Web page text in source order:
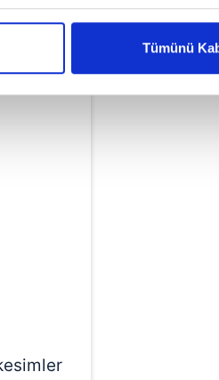
reklamların
hedefli reklamlar
üçüncü kişilere ait çerezler
bilgi toplumu hizmetlerinin
ve kişiselleştirilmesi ve sizlere
dahilinde kullanılacaktır.
Çerezlere ilişkin detaylı
Metnimizi okumak ve
Tümünü